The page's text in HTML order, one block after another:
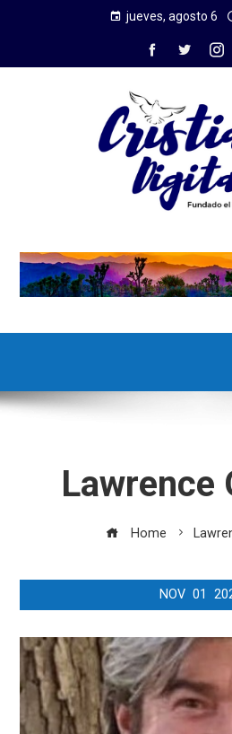
jueves, agosto 6
Lawrence
Home
NOV 01